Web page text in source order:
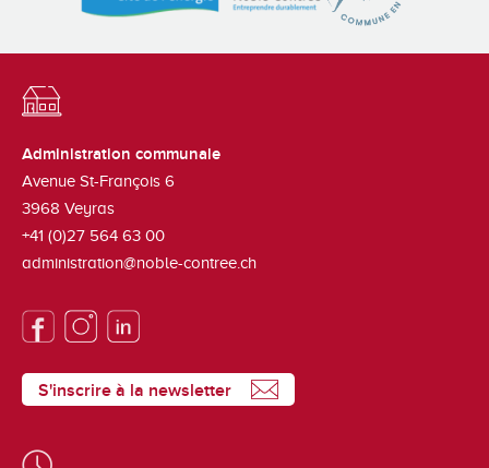
Administration communale
Avenue St-François 6
3968 Veyras
+41 (0)27 564 63 00
administration@noble-contree.ch
S'inscrire à la newsletter